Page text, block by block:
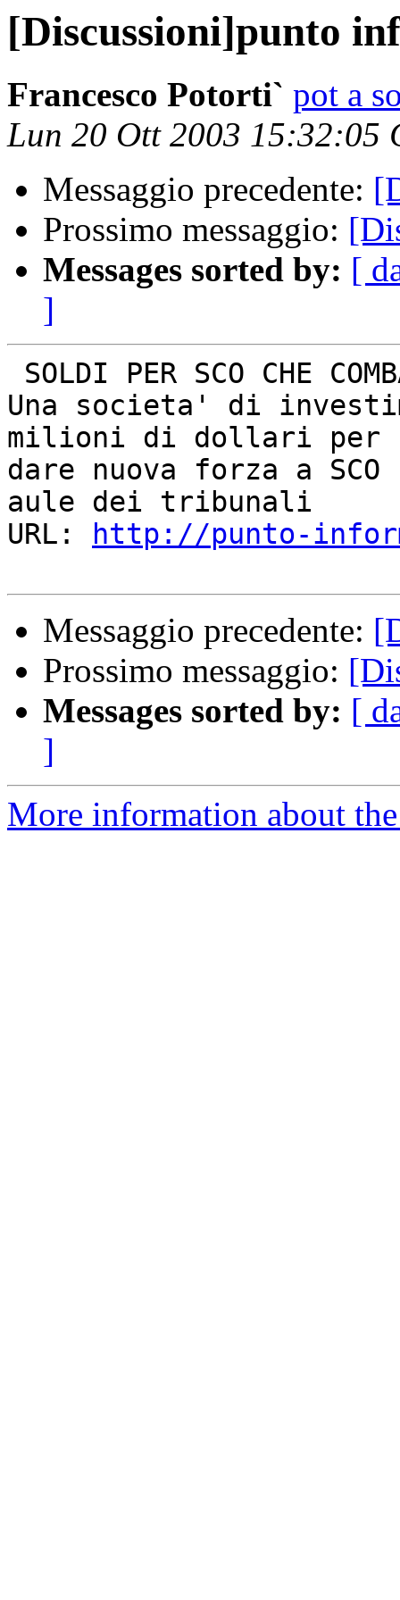
[Discussioni]punto
Francesco Potorti` pot a
Lun 20 Ott 2003 15:32:05
Messaggio precedente:
Prossimo messaggio:
Messages sorted by: [
]
Una societa' di
milioni di dollari per
dare nuova forza a
aule dei tribunali
URL:
http://punto-
Messaggio precedente:
Prossimo messaggio:
Messages sorted by: [
]
More information about